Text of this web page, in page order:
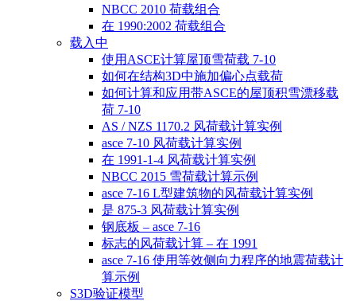
NBCC 2010 荷载组合
在 1990:2002 荷载组合
载入中
使用ASCE计算屋顶雪荷载 7-10
如何在结构3D中施加偏心点载荷
如何计算和应用带ASCE的屋顶积雪漂移载
荷 7-10
AS / NZS 1170.2 风荷载计算实例
asce 7-10 风荷载计算实例
在 1991-1-4 风荷载计算实例
NBCC 2015 雪荷载计算示例
asce 7-16 L型建筑物的风荷载计算实例
是 875-3 风荷载计算实例
钢底板 – asce 7-16
标志的风荷载计算 – 在 1991
asce 7-16 使用等效侧向力程序的地震荷载计
算示例
S3D验证模型